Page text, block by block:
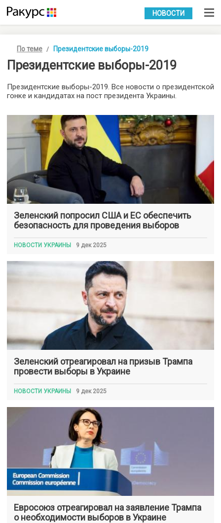
УКР РУС
НОВОСТИ
По теме Президентские выборы-2019
Президентские выборы-2019
Президентские выборы-2019. Все новости о президентской
гонке и кандидатах на пост президента Украины.
Зеленский попросил США и ЕС обеспечить
безопасность для проведения выборов
НОВОСТИ УКРАИНЫ 9 дек 2025
Зеленский отреагировал на призыв Трампа
провести выборы в Украине
НОВОСТИ УКРАИНЫ 9 дек 2025
Евросоюз отреагировал на заявление Трампа
о необходимости выборов в Украине